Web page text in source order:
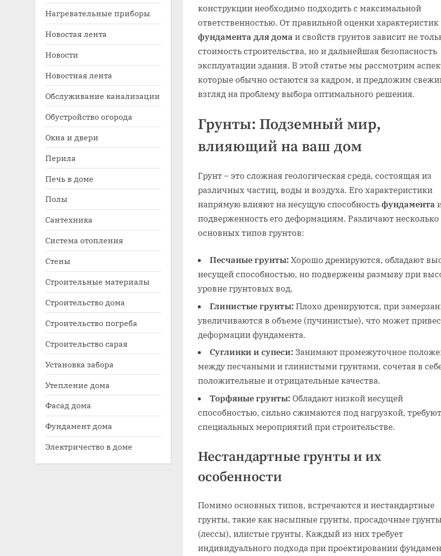
sub-
конструкции необходимо подходить с максимальной
ответственностью. От правильной оценки характеристик
фундамента для дома и свойств грунтов зависит не
стоимость строительства, но и дальнейшая безопасность
эксплуатации здания. В этой статье мы рассмотрим
которые обычно остаются за кадром, и предложим
взгляд на проблему выбора оптимального решения.
Грунты: Подземный мир,
влияющий на ваш дом
Грунт – это сложная геологическая среда, состоящая из
различных частиц, воды и воздуха. Его характеристики
напрямую влияют на несущую способностьфундамента
подверженность его деформациям. Различают несколько
основных типов грунтов:
Песчаные грунты: Хорошо дренируются, обладают
несущей способностью, но подвержены размыву при
уровне грунтовых вод.
Глинистые грунты: Плохо дренируются, при
увеличиваются в объеме (пучинистые), что может
деформации фундамента.
Суглинки и супеси: Занимают промежуточное
между песчаными и глинистыми грунтами, сочетая в
положительные и отрицательные качества.
Торфяные грунты: Обладают низкой несущей
способностью, сильно сжимаются под нагрузкой, требуют
специальных мероприятий при строительстве.
Нестандартные грунты и их
особенности
Помимо основных типов, встречаются и нестандартные
грунты, такие как насыпные грунты, просадочные
(лессы), илистые грунты. Каждый из них требует
индивидуального подхода при проектировании
Нагревательные приборы
Новостая лента
Новости
Новостная лента
Обслуживание канализации
Обустройство огорода
Окна и двери
Перила
Печь в доме
Полы
Сантехника
Система отопления
Стены
Строительные материалы
Строительство дома
Строительство погреба
Строительство сарая
Установка забора
Утепление дома
Фасад дома
Фундамент дома
Электричество в доме